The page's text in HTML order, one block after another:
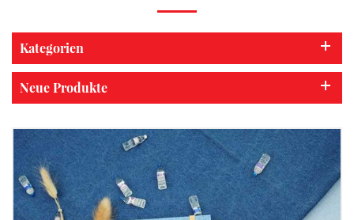
Kategorien
Neue Produkte